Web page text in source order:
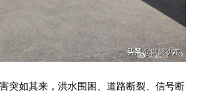
突如其来，洪水围困、道路断裂、信号断